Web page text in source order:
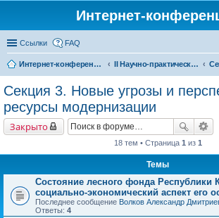
Интернет-
Ссылки FAQ
Интернет-конференции II Научно-практическая интернет-конференция «Глобальные вызовы и региональное развитие в зеркале социологических измерений» Актуальные проблемы российского общества в контексте новых вызовов современности
Секция 3. Новые угрозы и
ресурсы модернизации
Закрыто
18 тем • Страница 1 из 1
Темы
Состояние лесного фонда Республики
социально-экономический аспект его
Последнее сообщение Волков Александр
Ответы: 4